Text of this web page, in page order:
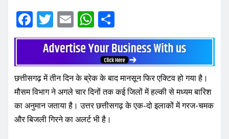
F
a
e
b
o
o
T
w
it
te
r
E
m
ai
l
W
h
at
s
A
p
p
h
ar
e
छत्तीसगढ़ में तीन दिन के ब्रेक के बाद मानसून फिर एक्टिव हो गया है।
मौसम विभाग ने अगले चार दिनों तक कई जिलों में हल्की से मध्यम बारिश
का अनुमान जताया है। उत्तर छत्तीसगढ़ के एक-दो इलाकों में गरज-चमक
और बिजली गिरने का अलर्ट भी है।